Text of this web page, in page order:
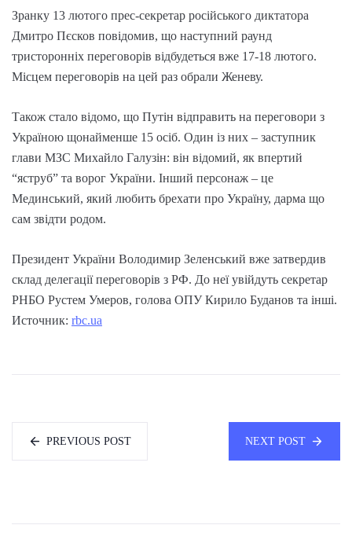
Зранку 13 лютого прес-секретар російського диктатора
Дмитро Пєсков повідомив, що наступний раунд
тристоронніх переговорів відбудеться вже 17-18 лютого.
Місцем переговорів на цей раз обрали Женеву.
Також стало відомо, що Путін відправить на переговори з
Україною щонайменше 15 осіб. Один із них – заступник
глави МЗС Михайло Галузін: він відомий, як впертий
“яструб” та ворог України. Інший персонаж – це
Мединський, який любить брехати про Україну, дарма що
сам звідти родом.
Президент України Володимир Зеленський вже затвердив
склад делегації переговорів з РФ. До неї увійдуть секретар
РНБО Рустем Умеров, голова ОПУ Кирило Буданов та інші.
Источник: rbc.ua
PREVIOUS POST NEXT POST